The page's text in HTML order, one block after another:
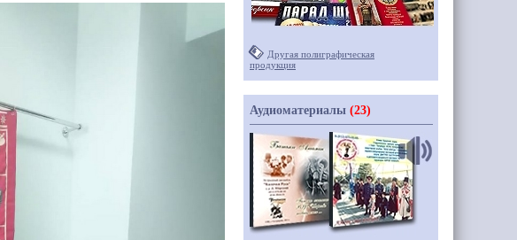
Другая полиграфическая
продукция
Аудиоматериалы (23)